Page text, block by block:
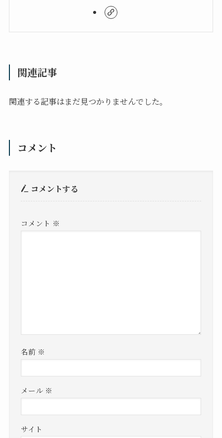
関連記事
関連する記事はまだ見つかりませんでした。
コメント
コメントする
コメント ※
名前 ※
メール ※
サイト